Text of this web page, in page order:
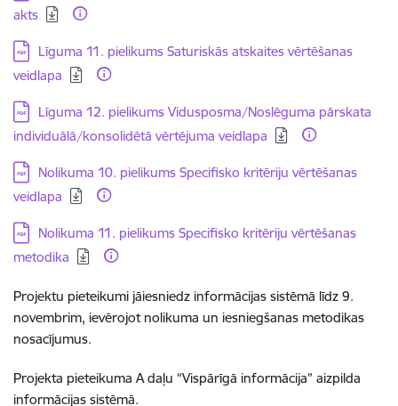
akts
Lejupielādēt:
Līguma 11. pielikums Saturiskās atskaites vērtēšanas
veidlapa
Lejupielādēt:
Līguma 12. pielikums Vidusposma/Noslēguma pārskata
individuālā/konsolidētā vērtējuma veidlapa
Lejupielādēt:
Nolikuma 10. pielikums Specifisko kritēriju vērtēšanas
veidlapa
Lejupielādēt:
Nolikuma 11. pielikums Specifisko kritēriju vērtēšanas
metodika
Projektu pieteikumi jāiesniedz informācijas sistēmā līdz 9.
novembrim, ievērojot nolikuma un iesniegšanas metodikas
nosacījumus.
Projekta pieteikuma A daļu “Vispārīgā informācija” aizpilda
informācijas sistēmā.